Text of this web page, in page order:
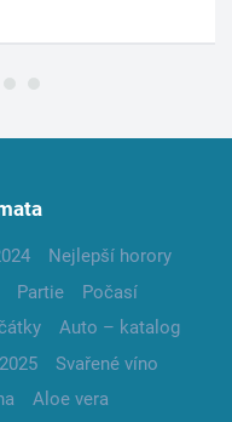
Nejlepší horory
Partie
Počasí
Auto – katalog
Svařené víno
Aloe vera